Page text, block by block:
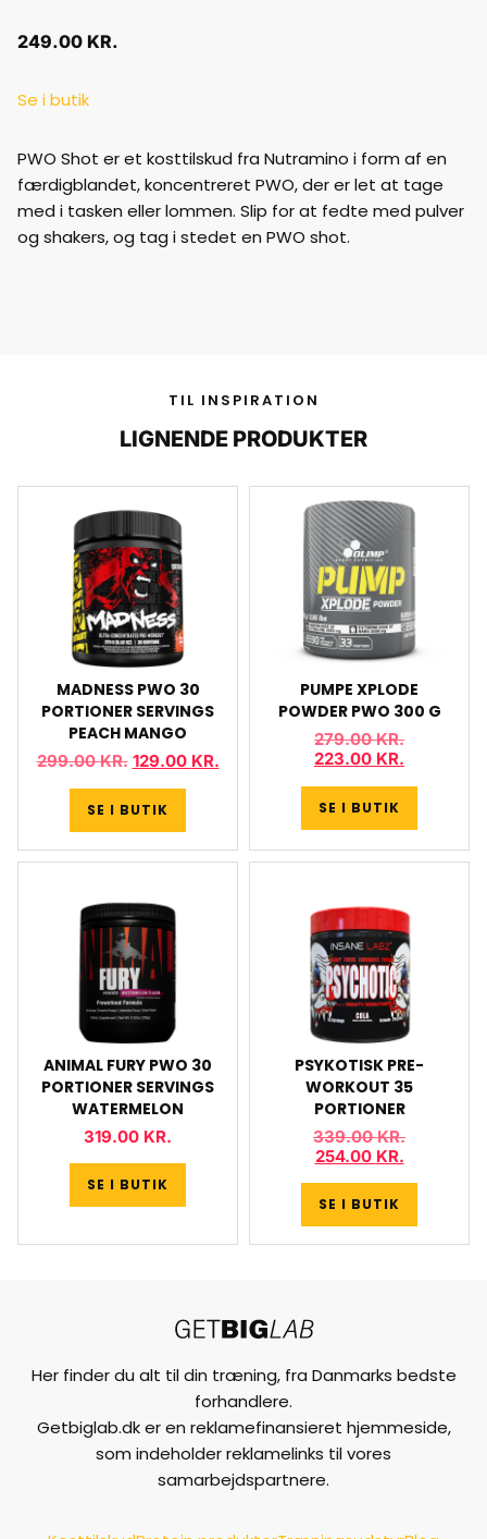
249.00 KR.
Se i butik
PWO Shot er et kosttilskud fra Nutramino i form af en
færdigblandet, koncentreret PWO, der er let at tage
med i tasken eller lommen. Slip for at fedte med pulver
og shakers, og tag i stedet en PWO shot.
TIL INSPIRATION
LIGNENDE PRODUKTER
MADNESS PWO 30
PORTIONER SERVINGS
PEACH MANGO
299.00KR. 129.00 KR.
SE I BUTIK
PUMPE XPLODE
POWDER PWO 300 G
279.00KR.
223.00 KR.
SE I BUTIK
ANIMAL FURY PWO 30
PORTIONER SERVINGS
WATERMELON
319.00 KR.
SE I BUTIK
PSYKOTISK PRE-
WORKOUT 35
PORTIONER
339.00KR.
254.00 KR.
SE I BUTIK
Her finder du alt til din træning, fra Danmarks bedste
forhandlere.
Getbiglab.dk er en reklamefinansieret hjemmeside,
som indeholder reklamelinks til vores
samarbejdspartnere.